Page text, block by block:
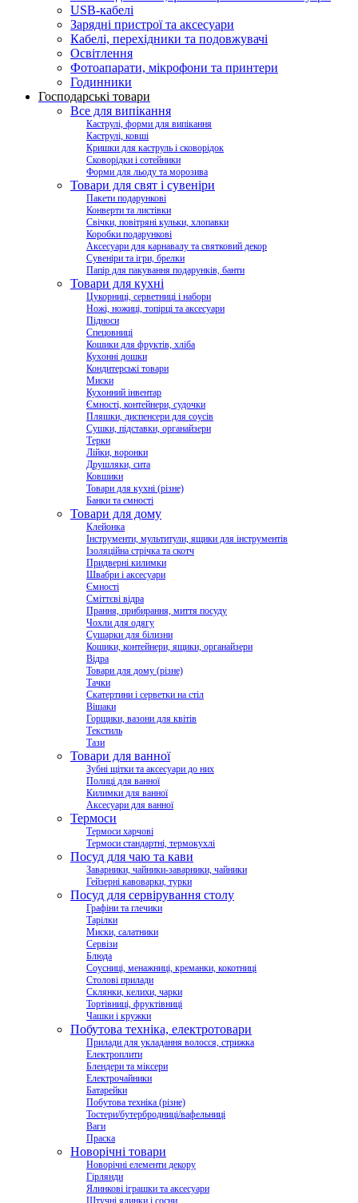
USB-кабелі
Зарядні пристрої та аксесуари
Кабелі, перехідники та подовжувачі
Освітлення
Фотоапарати, мікрофони та принтери
Годинники
Господарські товари
Все для випікання
Каструлі, форми для випікання
Каструлі, ковші
Кришки для каструль і сковорідок
Сковорідки і сотейники
Форми для льоду та морозива
Товари для свят і сувеніри
Пакети подарункові
Конверти та листівки
Свічки, повітряні кульки, хлопавки
Коробки подарункові
Аксесуари для карнавалу та святковий декор
Сувеніри та ігри, брелки
Папір для пакування подарунків, банти
Товари для кухні
Цукорниці, серветниці і набори
Ножі, ножиці, топірці та аксесуари
Підноси
Спецовниці
Кошики для фруктів, хліба
Кухонні дошки
Кондитерські товари
Миски
Кухонний інвентар
Ємності, контейнери, судочки
Пляшки, диспенсери для соусів
Сушки, підставки, органайзери
Терки
Лійки, воронки
Друшляки, сита
Ковшики
Товари для кухні (різне)
Банки та ємності
Товари для дому
Клейонка
Інструменти, мультитули, ящики для інструментів
Ізоляційна стрічка та скотч
Придверні килимки
Швабри і аксесуари
Ємності
Сміттєві відра
Прання, прибирання, миття посуду
Чохли для одягу
Сушарки для білизни
Кошики, контейнери, ящики, органайзери
Відра
Товари для дому (різне)
Тачки
Скатертини і серветки на стіл
Вішаки
Горщики, вазони для квітів
Текстиль
Тази
Товари для ванної
Зубні щітки та аксесуари до них
Полиці для ванної
Килимки для ванної
Аксесуари для ванної
Термоси
Термоси харчові
Термоси стандартні, термокухлі
Посуд для чаю та кави
Заварники, чайники-заварники, чайники
Гейзерні кавоварки, турки
Посуд для сервірування столу
Графіни та глечики
Тарілки
Миски, салатники
Сервізи
Блюда
Соусниці, менажниці, креманки, кокотниці
Столові прилади
Склянки, келихи, чарки
Тортівниці, фруктівниці
Чашки і кружки
Побутова техніка, електротовари
Прилади для укладання волосся, стрижка
Електроплити
Блендери та міксери
Електрочайники
Батарейки
Побутова техніка (різне)
Тостери/бутербродниці/вафельниці
Ваги
Праска
Новорічні товари
Новорічні елементи декору
Гірлянди
Ялинкові іграшки та аксесуари
Штучні ялинки і сосни